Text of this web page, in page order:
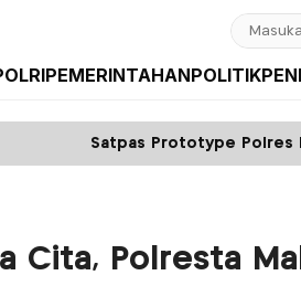
PEMERINTAHANPOLITIK
Prototype Polres Malang Perketat
Cita, Polresta